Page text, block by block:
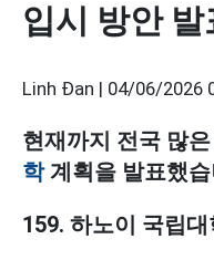
입시 방안 발
Linh Đan | 04/06/2026
현재까지 전국 많
학계획을 발표했습
159. 하노이 국립